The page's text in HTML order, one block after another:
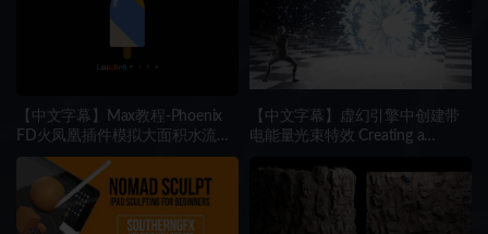
【中文字幕】Max教程-Phoenix
FD火凤凰插件模拟大面积水流特
【中文字幕】虚幻引擎中创建带
电能量光束特效 Creating a